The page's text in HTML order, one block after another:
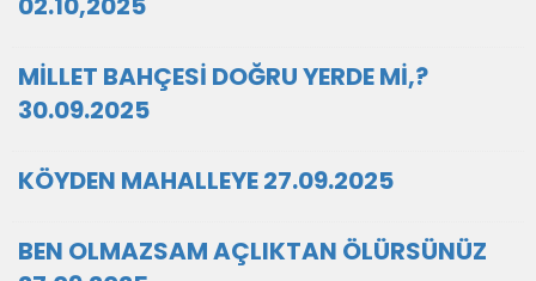
MİLLET BAHÇESİ DOĞRU YERDE Mİ,?
30.09.2025
KÖYDEN MAHALLEYE 27.09.2025
BEN OLMAZSAM AÇLIKTAN ÖLÜRSÜNÜZ